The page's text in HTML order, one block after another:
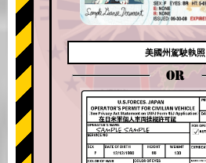
美國州駕駛執照
OR